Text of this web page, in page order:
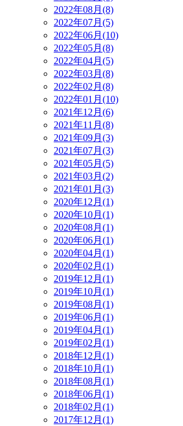
2022年08月(8)
2022年07月(5)
2022年06月(10)
2022年05月(8)
2022年04月(5)
2022年03月(8)
2022年02月(8)
2022年01月(10)
2021年12月(6)
2021年11月(8)
2021年09月(3)
2021年07月(3)
2021年05月(5)
2021年03月(2)
2021年01月(3)
2020年12月(1)
2020年10月(1)
2020年08月(1)
2020年06月(1)
2020年04月(1)
2020年02月(1)
2019年12月(1)
2019年10月(1)
2019年08月(1)
2019年06月(1)
2019年04月(1)
2019年02月(1)
2018年12月(1)
2018年10月(1)
2018年08月(1)
2018年06月(1)
2018年02月(1)
2017年12月(1)